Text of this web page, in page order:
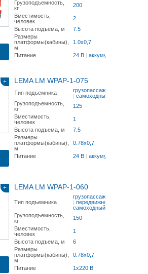
Грузоподъемность,
кг
200
Вместимость,
человек
2
Высота подъема, м
7.5
Размеры
платформы(кабины),
м
1.0x0,7
Питание 24 В | аккумулятор
+ LEMA LM WPAP-1-075
Тип подъемника
грузопассажирский
| самоходный
Грузоподъемность,
кг
125
Вместимость,
человек
1
Высота подъема, м
7.5
Размеры
платформы(кабины),
м
0.78x0,7
Питание 24 В | аккумулятор
+ LEMA LM WPAP-1-060
Тип подъемника
грузопассажирский
| передвижной
самоходный
Грузоподъемность,
кг
150
Вместимость,
человек
1
Высота подъема, м
6
Размеры
платформы(кабины),
м
0.78x0,7
Питание 1x220 В